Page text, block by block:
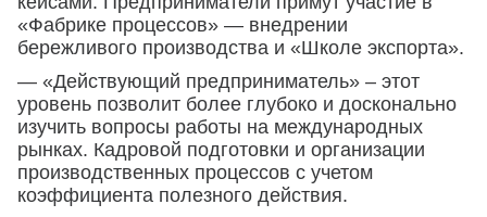
«Фабрике процессов» — внедрении
бережливого производства и «Школе экспорта».
— «Действующий предприниматель» – этот
уровень позволит более глубоко и досконально
изучить вопросы работы на международных
рынках. Кадровой подготовки и организации
производственных процессов с учетом
коэффициента полезного действия.